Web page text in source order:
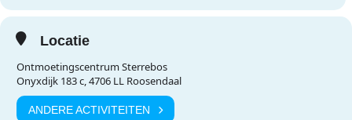
Locatie
Ontmoetingscentrum Sterrebos
Onyxdijk 183 c, 4706 LL Roosendaal
ANDERE ACTIVITEITEN